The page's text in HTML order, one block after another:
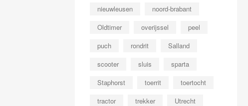
nieuwleusen
noord-brabant
Oldtimer
overijssel
peel
puch
rondrit
Salland
scooter
sluis
sparta
Staphorst
toerrit
toertocht
tractor
trekker
Utrecht